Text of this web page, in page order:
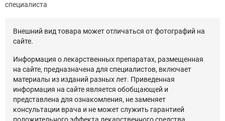
специалиста
Внешний вид товара может отличаться от фотографий на
сайте.
Информация о лекарственных препаратах, размещенная
на сайте, предназначена для специалистов, включает
материалы из изданий разных лет. Приведенная
информация на сайте является обобщающей и
представлена для ознакомления, не заменяет
консультации врача и не может служить гарантией